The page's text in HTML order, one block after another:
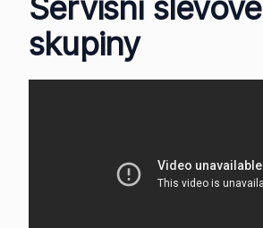
Servisní slevové
skupiny